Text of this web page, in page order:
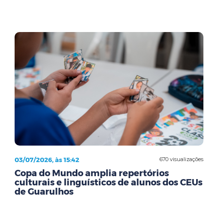
670 visualizações
03/07/2026, às 15:42
Copa do Mundo amplia repertórios
culturais e linguísticos de alunos dos CEUs
de Guarulhos